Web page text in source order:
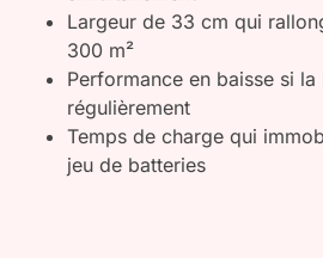
Largeur de 33 cm qui
300 m²
Performance en baisse si la
régulièrement
Temps de charge qui
jeu de batteries